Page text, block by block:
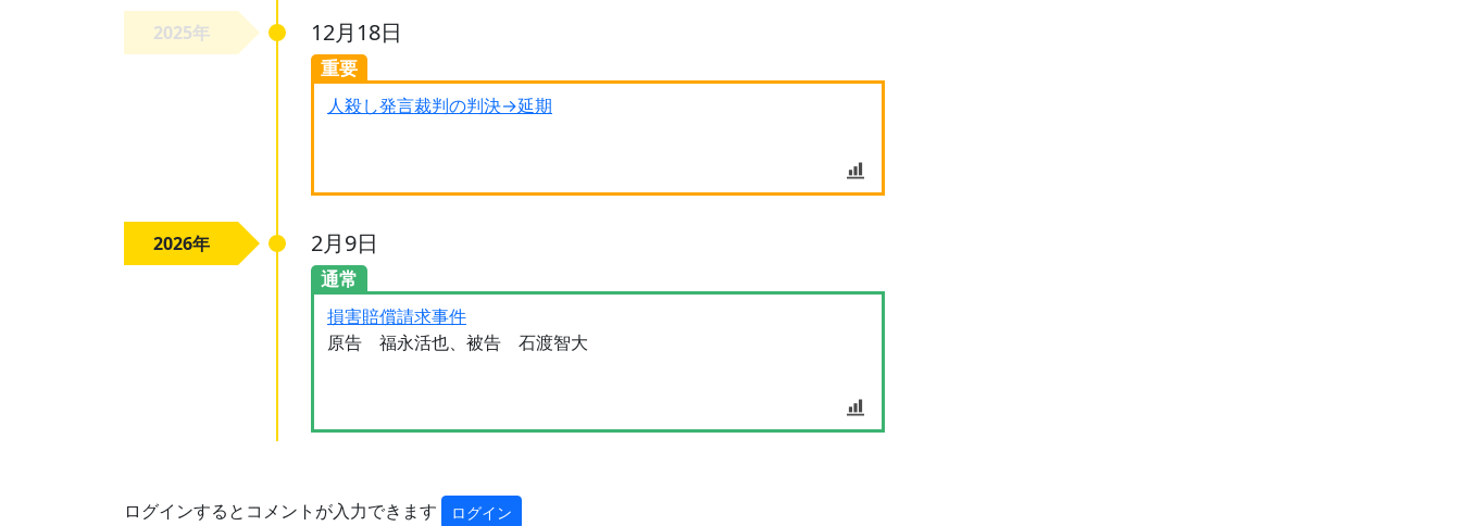
2025年 12月18日
重要
人殺し発言裁判の判決→延期
2026年 2月9日
通常
損害賠償請求事件
原告 福永活也、被告 石渡智大
ログインするとコメントが入力できます ログイン